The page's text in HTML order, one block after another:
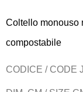
Coltello monouso
compostabile
CODICE / CODE